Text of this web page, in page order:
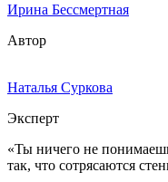
Ирина Бессмертная
Автор
Наталья Суркова
Эксперт
«Ты ничего не
так, что сотрясаются